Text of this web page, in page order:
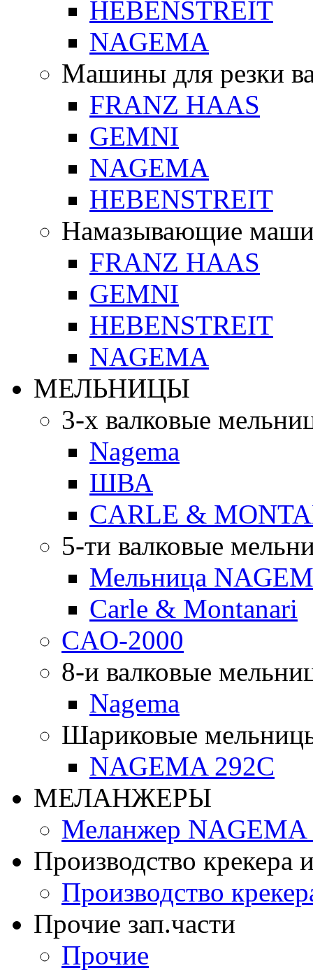
HEBENSTREIT
NAGEMA
Машины для резки
FRANZ HAAS
GEMNI
NAGEMA
HEBENSTREIT
Намазывающие
FRANZ HAAS
GEMNI
HEBENSTREIT
NAGEMA
МЕЛЬНИЦЫ
3-х валковые
Nagema
ШВА
CARLE &
5-ти валковые
Мельница
Carle & Montanari
CAO-2000
8-и валковые
Nagema
Шариковые
NAGEMA 292C
МЕЛАНЖЕРЫ
Меланжер NAGEMA
Производство крекера
Производство
Прочие зап.части
Прочие